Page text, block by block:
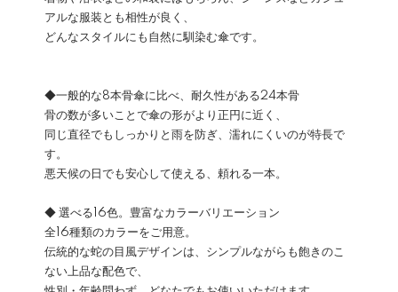
アルな服装とも相性が良く、
どんなスタイルにも自然に馴染む傘です。
◆一般的な8本骨傘に比べ、耐久性がある24本骨
骨の数が多いことで傘の形がより正円に近く、
同じ直径でもしっかりと雨を防ぎ、濡れにくいのが特長で
す。
悪天候の日でも安心して使える、頼れる一本。
◆ 選べる16色。豊富なカラーバリエーション
全16種類のカラーをご用意。
伝統的な蛇の目風デザインは、シンプルながらも飽きのこ
ない上品な配色で、